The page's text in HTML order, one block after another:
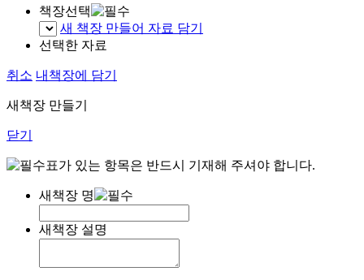
책장선택
새 책장 만들어 자료 담기
선택한 자료
취소 내책장에 담기
새책장 만들기
닫기
표가 있는 항목은 반드시 기재해 주셔야 합니다.
새책장 명
새책장 설명